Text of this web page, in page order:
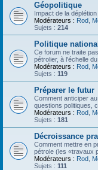
Géopolitique
Impact de la
Modérateurs : Rod
Sujets : 214
Politique
Ce forum ne traite
pétrolier, à l'échelle
Modérateurs : Rod
Sujets : 119
Préparer le futur
Comment anticiper
questions politiques,
Modérateurs : Rod
Sujets : 181
Décroissance
Comment mettre en
pétrole (les «travaux
Modérateurs : Rod
Sujets : 111